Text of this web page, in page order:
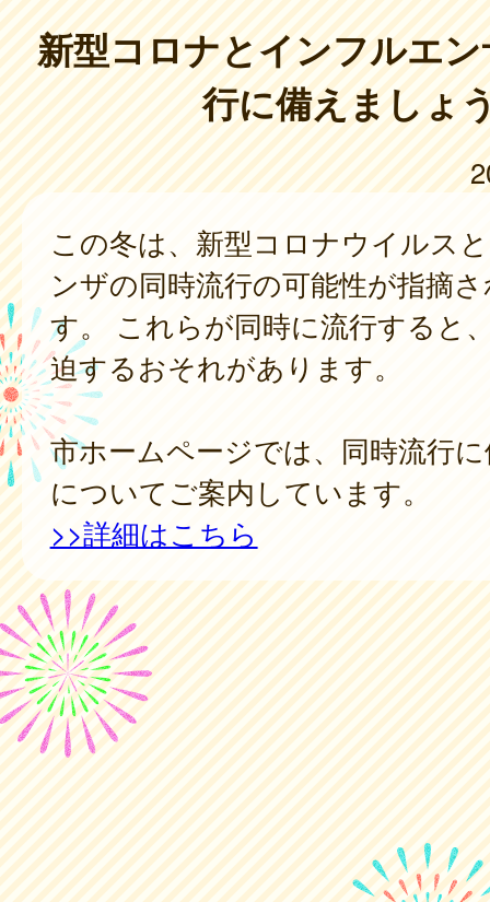
新型コロナとインフルエ
行に備えましょ
この冬は、新型コロナウイルス
ンザの同時流行の可能性が指摘
す。 これらが同時に流行すると
迫するおそれがあります。
市ホームページでは、同時流行
についてご案内しています。
>>詳細はこちら